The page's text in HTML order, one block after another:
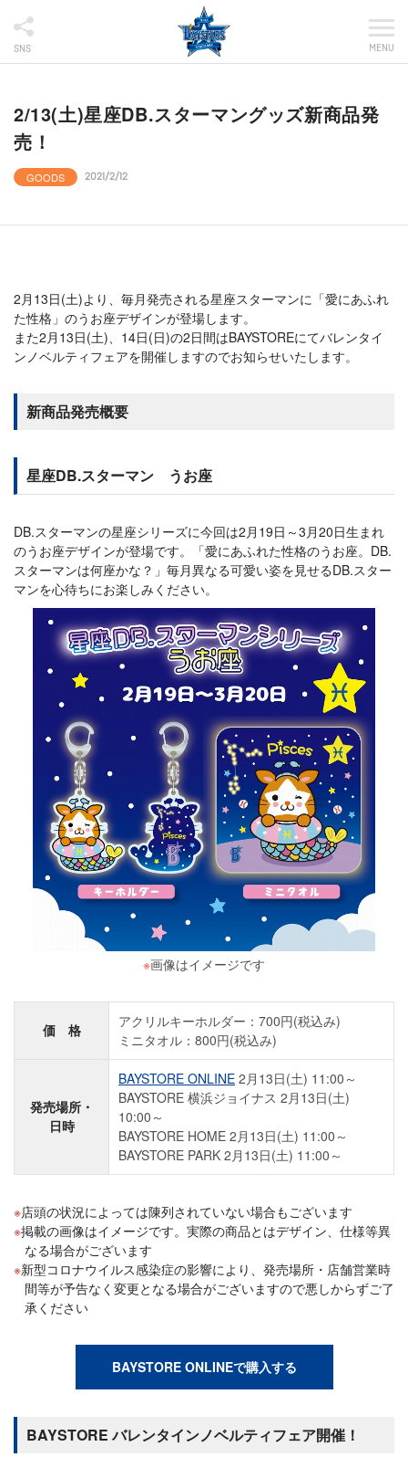
SNS MENU
2/13(土)星座DB.スターマングッズ新商品発
売！
GOODS 2021/2/12
2月13日(土)より、毎月発売される星座スターマンに「愛にあふれ
た性格」のうお座デザインが登場します。
また2月13日(土)、14日(日)の2日間はBAYSTOREにてバレンタイ
ンノベルティフェアを開催しますのでお知らせいたします。
新商品発売概要
星座DB.スターマン うお座
DB.スターマンの星座シリーズに今回は2月19日～3月20日生まれ
のうお座デザインが登場です。「愛にあふれた性格のうお座。DB.
スターマンは何座かな？」毎月異なる可愛い姿を見せるDB.スター
マンを心待ちにお楽しみください。
※画像はイメージです
価 格
アクリルキーホルダー：700円(税込み)
ミニタオル：800円(税込み)
発売場所・
日時
BAYSTORE ONLINE 2月13日(土) 11:00～
BAYSTORE 横浜ジョイナス 2月13日(土)
10:00～
BAYSTORE HOME 2月13日(土) 11:00～
BAYSTORE PARK 2月13日(土) 11:00～
店頭の状況によっては陳列されていない場合もございます
掲載の画像はイメージです。実際の商品とはデザイン、仕様等異
なる場合がございます
新型コロナウイルス感染症の影響により、発売場所・店舗営業時
間等が予告なく変更となる場合がございますので悪しからずご了
承ください
BAYSTORE ONLINEで購入する
BAYSTORE バレンタインノベルティフェア開催！